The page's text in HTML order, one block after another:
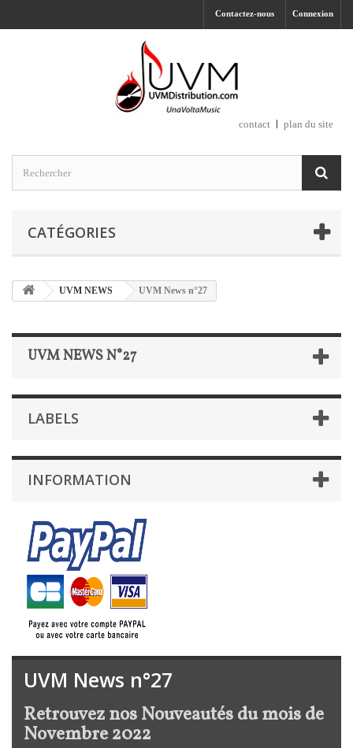
Connexion
Contactez-nous
contact plan du site
CATÉGORIES
UVM NEWS UVM News n°27
UVM NEWS N°27
LABELS
INFORMATION
UVM News n°27
Retrouvez nos Nouveautés du mois de
Novembre 2022